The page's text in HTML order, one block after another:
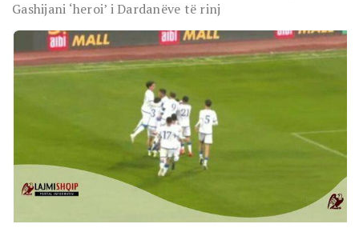
Gashijani ‘heroi’ i Dardanëve të rinj